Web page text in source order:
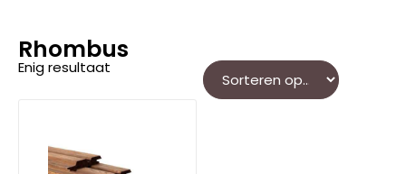
Rhombus
Enig resultaat